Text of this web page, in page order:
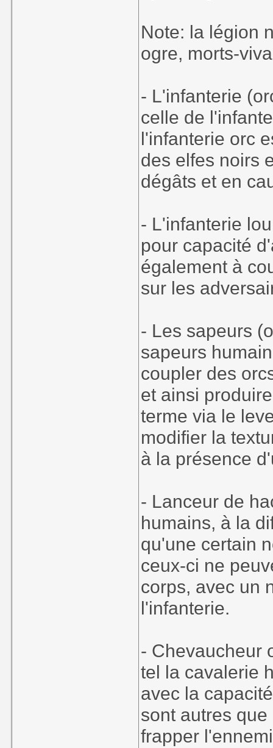
Note: la légion
ogre, morts-
- L'infanterie
celle de
l'infanterie orc
des elfes noirs
dégâts et en
- L'infanterie
pour capacité
également à
sur les
- Les sapeurs
sapeurs
coupler des
et ainsi
terme via le
modifier la
à la présence
- Lanceur de
humains, à la
qu'une certain
ceux-ci ne
corps, avec un
l'infanterie.
- Chevaucheur
tel la cavalerie
avec la
sont autres
frapper